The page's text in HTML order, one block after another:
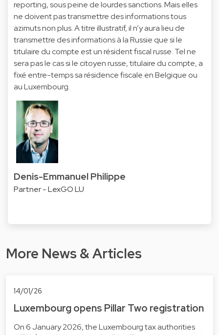
reporting, sous peine de lourdes sanctions. Mais elles
ne doivent pas transmettre des informations tous
azimuts non plus. A titre illustratif, il n’y aura lieu de
transmettre des informations à la Russie que si le
titulaire du compte est un résident fiscal russe. Tel ne
sera pas le cas si le citoyen russe, titulaire du compte, a
fixé entre-temps sa résidence fiscale en Belgique ou
au Luxembourg.
Denis-Emmanuel Philippe
Partner - LexGO LU
More News & Articles
14/01/26
Luxembourg opens Pillar Two registration
On 6 January 2026, the Luxembourg tax authorities